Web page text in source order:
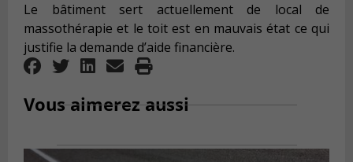
Le bâtiment sert actuellement de local de
massothérapie et le toit est en mauvais état ce qui
justifie la demande d’aide financière.
Vous aimerez aussi